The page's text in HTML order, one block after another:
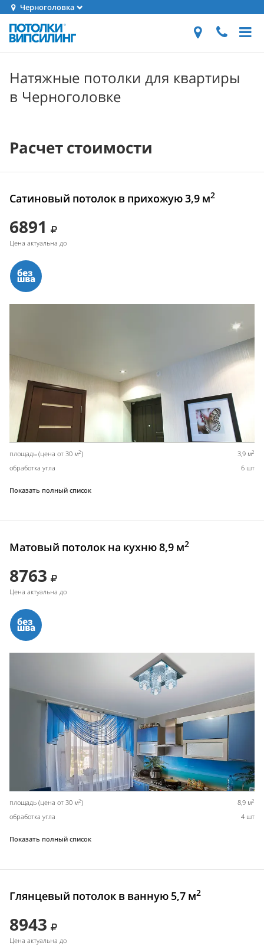
Черноголовка
Натяжные потолки для квартиры
в Черноголовке
Расчет стоимости
Сатиновый потолок в прихожую 3,9 м2
6891
Цена актуальна до
площадь (цена от 30 м2) 3,9 м2
обработка угла 6 шт
Показать полный список
Матовый потолок на кухню 8,9 м2
8763
Цена актуальна до
площадь (цена от 30 м2) 8,9 м2
обработка угла 4 шт
Показать полный список
Глянцевый потолок в ванную 5,7 м2
8943
Цена актуальна до